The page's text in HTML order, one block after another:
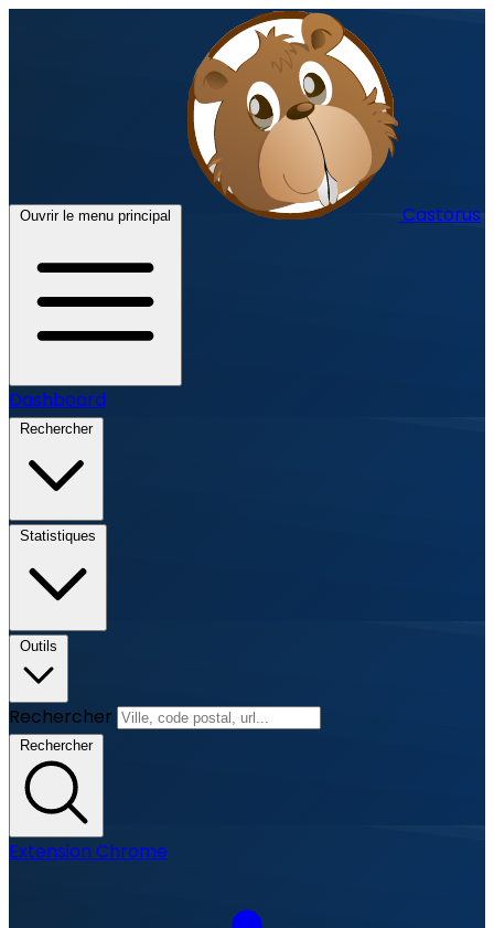
Ouvrir le menu principal Castorus
Dashboard
Rechercher
Statistiques
Outils
Rechercher
Rechercher
Extension Chrome